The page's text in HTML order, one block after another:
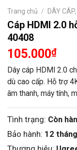
Trang chủ / DÂY
Cáp HDMI 2.0
40408
105.000₫
Dây cáp HDMI 2.0
dù cao cấp. Hỗ trợ
âm thanh, máy tính,
Tình trạng: Còn
Bảo hành: 12 tháng